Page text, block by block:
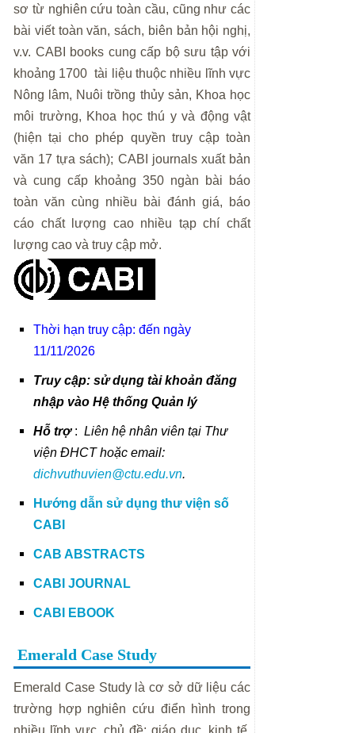
sơ từ nghiên cứu toàn cầu, cũng như các
bài viết toàn văn, sách, biên bản hội nghị,
v.v. CABI books cung cấp bộ sưu tập với
khoảng 1700 tài liệu thuộc nhiều lĩnh vực
Nông lâm, Nuôi trồng thủy sản, Khoa học
môi trường, Khoa học thú y và động vật
(hiện tại cho phép quyền truy cập toàn
văn 17 tựa sách); CABI journals xuất bản
và cung cấp khoảng 350 ngàn bài báo
toàn văn cùng nhiều bài đánh giá, báo
cáo chất lượng cao nhiều tạp chí chất
lượng cao và truy cập mở.
Thời hạn truy cập: đến ngày
11/11/2026
Truy cập: sử dụng tài khoản đăng
nhập vào Hệ thống Quản lý
Hỗ trợ : Liên hệ nhân viên tại Thư
viện ĐHCT hoặc email:
dichvuthuvien@ctu.edu.vn.
Hướng dẫn sử dụng thư viện số
CABI
CAB ABSTRACTS
CABI JOURNAL
CABI EBOOK
Emerald Case Study
Emerald Case Study là cơ sở dữ liệu các
trường hợp nghiên cứu điển hình trong
nhiều lĩnh vực, chủ đề: giáo dục, kinh tế,